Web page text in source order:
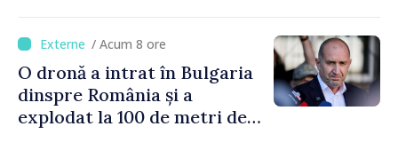
nu au detectat niciun
vehicul aerian”
/ Acum 8 ore
O dronă a intrat în Bulgaria
dinspre România și a
explodat la 100 de metri de